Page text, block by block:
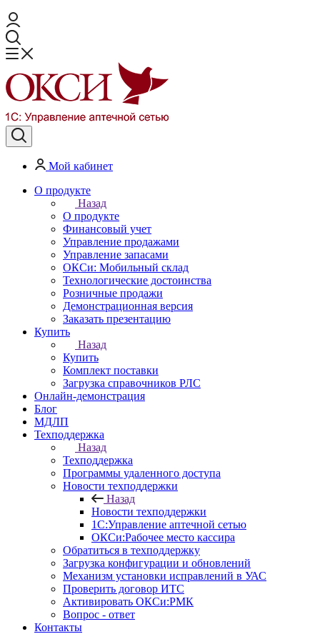
Мой кабинет
О продукте
Назад
О продукте
Финансовый учет
Управление продажами
Управление запасами
ОКСи: Мобильный склад
Технологические достоинства
Розничные продажи
Демонстрационная версия
Заказать презентацию
Купить
Назад
Купить
Комплект поставки
Загрузка справочников РЛС
Онлайн-демонстрация
Блог
МДЛП
Техподдержка
Назад
Техподдержка
Программы удаленного доступа
Новости техподдержки
Назад
Новости техподдержки
1С:Управление аптечной сетью
ОКСи:Рабочее место кассира
Обратиться в техподдержку
Загрузка конфигурации и обновлений
Механизм установки исправлений в УАС
Проверить договор ИТС
Активировать ОКСи:РМК
Вопрос - ответ
Контакты